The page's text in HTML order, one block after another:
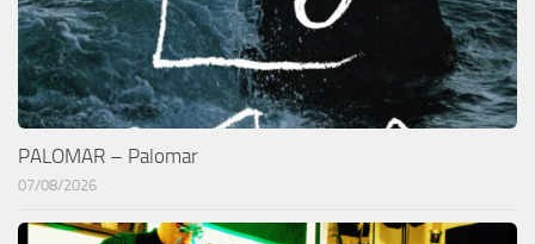
PALOMAR – Palomar
07/08/2026